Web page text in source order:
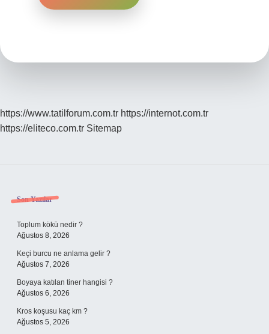
https://www.tatilforum.com.tr https://internot.com.tr
https://eliteco.com.tr Sitemap
Sidebar
Son Yazılar
Toplum kökü nedir ?
Ağustos 8, 2026
Keçi burcu ne anlama gelir ?
Ağustos 7, 2026
Boyaya katılan tiner hangisi ?
Ağustos 6, 2026
Kros koşusu kaç km ?
Ağustos 5, 2026